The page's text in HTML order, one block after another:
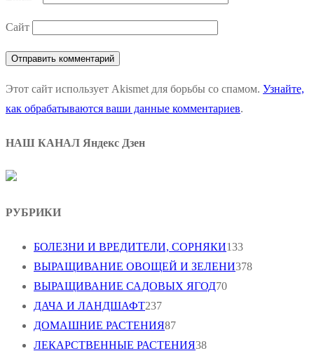
Сайт
Этот сайт использует Akismet для борьбы со спамом. Узнайте,
как обрабатываются ваши данные комментариев.
НАШ КАНАЛ Яндекс Дзен
РУБРИКИ
БОЛЕЗНИ И ВРЕДИТЕЛИ, СОРНЯКИ133
ВЫРАЩИВАНИЕ ОВОЩЕЙ И ЗЕЛЕНИ378
ВЫРАЩИВАНИЕ САДОВЫХ ЯГОД70
ДАЧА И ЛАНДШАФТ237
ДОМАШНИЕ РАСТЕНИЯ87
ЛЕКАРСТВЕННЫЕ РАСТЕНИЯ38